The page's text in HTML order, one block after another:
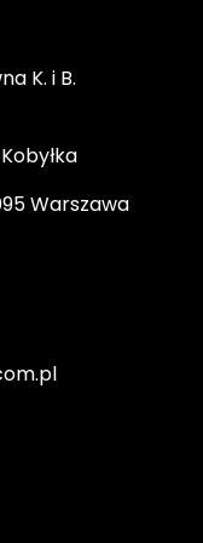
K. i B.
Warszawa